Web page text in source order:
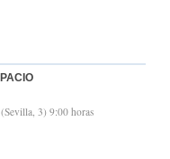
3) 9:00 horas